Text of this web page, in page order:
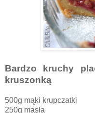
Bardzo kruchy
kruszonką
500g mąki krupczatki
250g masła